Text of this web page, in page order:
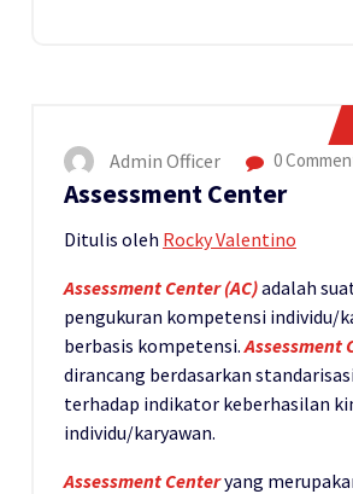
Admin Officer 0
Assessment Center
Ditulis oleh Rocky Valentino
Assessment Center (AC)adalah
pengukuran kompetensi individu/
berbasis kompetensi.Assessment
dirancang berdasarkan
terhadap indikator keberhasilan
individu/karyawan.
Assessment Centeryang